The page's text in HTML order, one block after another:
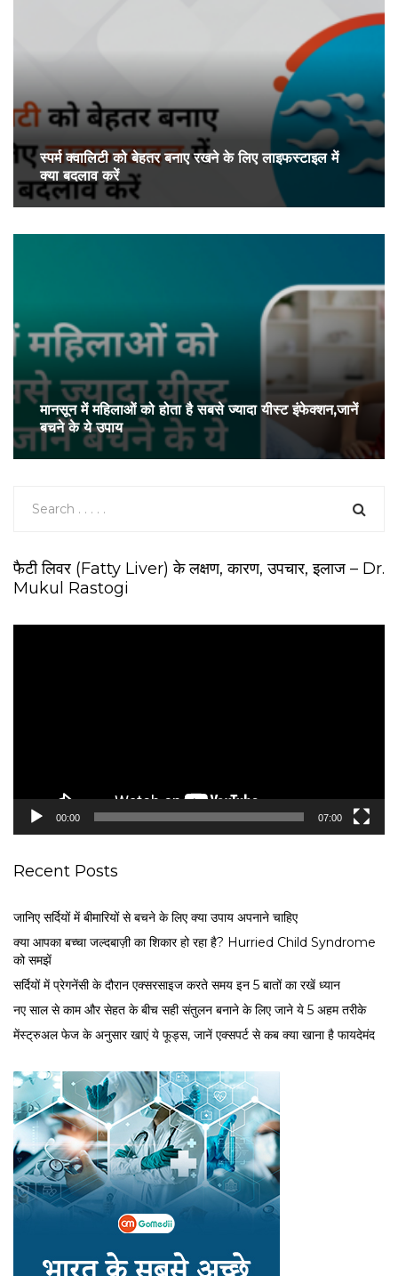
स्पर्म क्वालिटी को बेहतर बनाए रखने के लिए लाइफस्टाइल में
क्या बदलाव करें
मानसून में महिलाओं को होता है सबसे ज्‍यादा यीस्‍ट इंफेक्‍शन,जानें
बचने के ये उपाय
फैटी लिवर (Fatty Liver) के लक्षण, कारण, उपचार, इलाज – Dr.
Mukul Rastogi
00:00 07:00
Recent Posts
जानिए सर्दियों में बीमारियों से बचने के लिए क्या उपाय अपनाने चाहिए
क्या आपका बच्चा जल्दबाज़ी का शिकार हो रहा है? Hurried Child Syndrome
को समझें
सर्द‍ियों में प्रेगनेंसी के दौरान एक्सरसाइज करते समय इन 5 बातों का रखें ध्यान
नए साल से काम और सेहत के बीच सही संतुलन बनाने के लिए जाने ये 5 अहम तरीके
मेंस्ट्रुअल फेज के अनुसार खाएं ये फूड्स, जानें एक्सपर्ट से कब क्या खाना है फायदेमंद